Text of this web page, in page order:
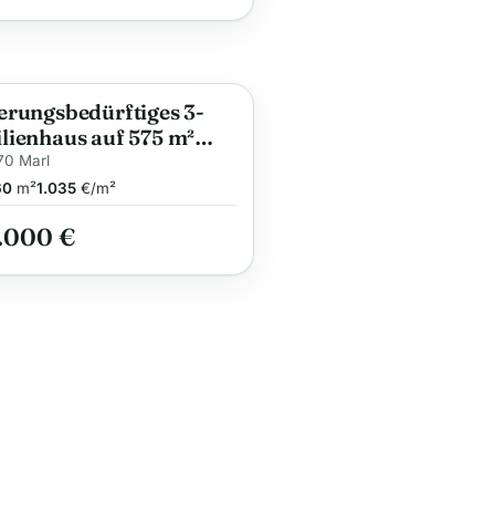
3-
auf 575 m²
in Marl-Sinsen
Anlageobjekt
Marl
m²1.035€/m²
€